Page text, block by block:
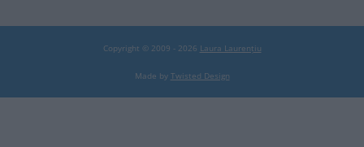
Copyright © 2009 - 2026 Laura Laurențiu
Made by Twisted Design